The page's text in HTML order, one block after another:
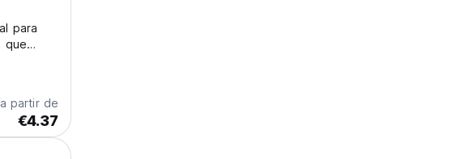
para
que
partir de
€4.37